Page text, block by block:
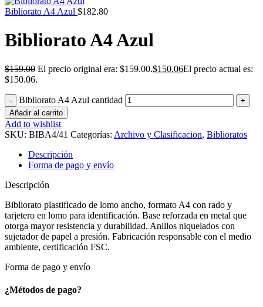
Bibliorato A4 Azul $182.80
Bibliorato A4 Azul
$159.00 El precio original era: $159.00.$150.06El precio actual es:
$150.06.
Bibliorato A4 Azul cantidad
Añadir al carrito
Add to wishlist
SKU: BIBA4/41 Categorías: Archivo y Clasificacion, Biblioratos
Descripción
Forma de pago y envío
Descripción
Bibliorato plastificado de lomo ancho, formato A4 con rado y
tarjetero en lomo para identificación. Base reforzada en metal que
otorga mayor resistencia y durabilidad. Anillos niquelados con
sujetador de papel a presión. Fabricación responsable con el medio
ambiente, certificación FSC.
Forma de pago y envío
¿Métodos de pago?